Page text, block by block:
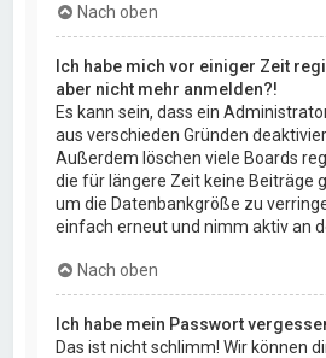
Nach oben
Ich habe mich vor einiger Zeit
aber nicht mehr anmelden?!
Es kann sein, dass ein
aus verschieden Gründen
Außerdem löschen viele Boards
die für längere Zeit keine Beiträge
um die Datenbankgröße zu
einfach erneut und nimm aktiv an
Nach oben
Ich habe mein Passwort
Das ist nicht schlimm! Wir können